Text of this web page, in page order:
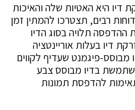
היא האטיות שלה והאיכות
רבים, תצטרכו להמתין זמן
ההדפסה תלויה בסוג הדיו
דיו בעלות אוריינטציה
פיגמנט שעדיף לקווים
בדיו מבוסס צבע
להדפסת תמונות